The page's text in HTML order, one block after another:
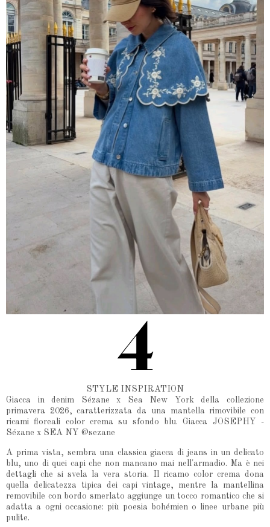
STYLE INSPIRATION
Giacca in denim Sézane x Sea New York della collezione
primavera 2026, caratterizzata da una mantella rimovibile con
ricami floreali color crema su sfondo blu. Giacca JOSEPHY -
Sézane x SEA NY @sezane
A prima vista, sembra una classica giacca di jeans in un delicato
blu, uno di quei capi che non mancano mai nell'armadio. Ma è nei
dettagli che si svela la vera storia. Il ricamo color crema dona
quella delicatezza tipica dei capi vintage, mentre la mantellina
removibile con bordo smerlato aggiunge un tocco romantico che si
adatta a ogni occasione: più poesia bohémien o linee urbane più
pulite.